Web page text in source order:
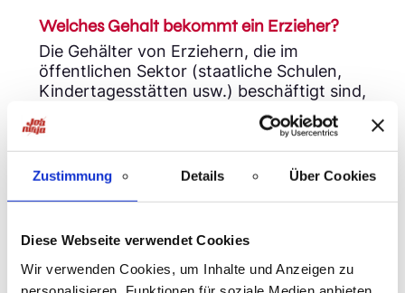
Zustimmung Details Über Cookies
Diese Webseite verwendet Cookies
Wir verwenden Cookies, um Inhalte und Anzeigen zu
Welches Gehalt bekommt ein Erzieher?
Die Gehälter von Erziehern, die im
öffentlichen Sektor (staatliche Schulen,
Kindertagesstätten usw.) beschäftigt sind,
werden durch gewerkschaftlich
ausgehandelte Tarife bestimmt, die auf
dem Bildungsniveau, den
Erfahrungsjahren und dem Bundesland
basieren. Erzieherinnen und Erzieher in
Gehaltsverhandlungen.
Qualifikation